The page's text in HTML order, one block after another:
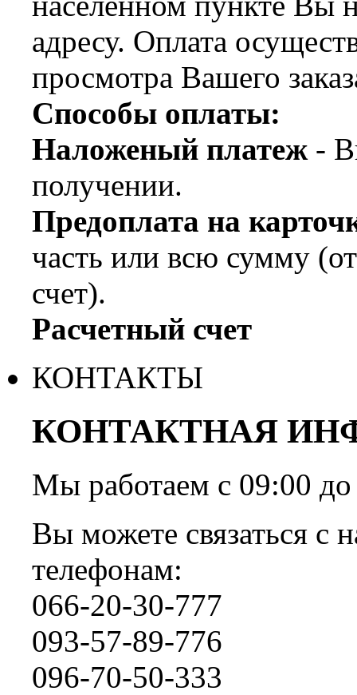
адресу. Оплата
просмотра Вашего
Способы оплаты:
Наложеный платеж -
получении.
Предоплата на
часть или всю сумму
счет).
Расчетный счет
КОНТАКТЫ
КОНТАКТНАЯ
Мы работаем с 09:00
Вы можете связаться с
телефонам:
066-20-30-777
093-57-89-776
096-70-50-333